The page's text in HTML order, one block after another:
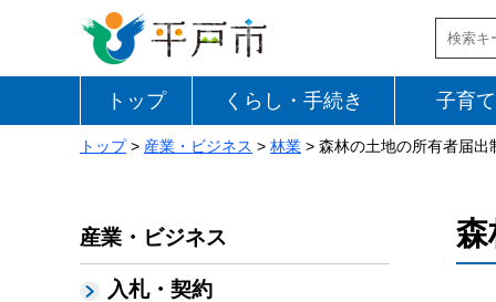
トップ くらし・手続き 子育
トップ> 産業・ビジネス > 林業 > 森林の土地の所有者届出
産業・ビジネス
入札・契約
森